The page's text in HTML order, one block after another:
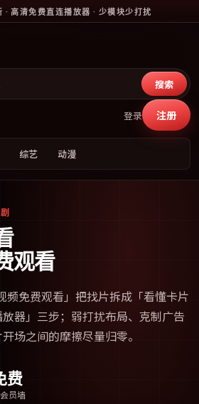
· 高清免费直连播放器 · 少模块少打扰
综艺 动漫
搜索
登录 注册
观看
频免费观看 」把找片拆成「看懂卡片
器」三步；弱打扰布局、克制广告
场之间的摩擦尽量归零。
费
员墙